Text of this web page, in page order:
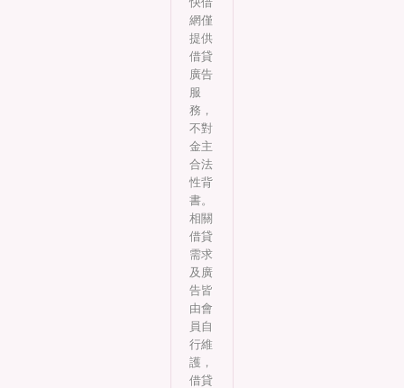
網僅
提供
借貸
廣告
服
務，
不對
金主
合法
性背
書。
相關
借貸
需求
及廣
告皆
由會
員自
行維
護，
借貸